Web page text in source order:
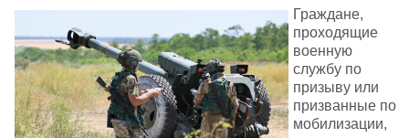
Граждане,
проходящие
военную
службу по
призыву или
призванные по
мобилизации,